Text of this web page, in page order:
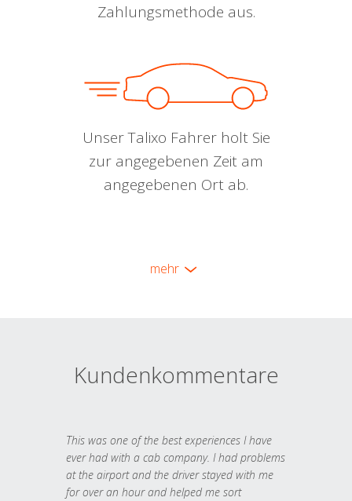
Zahlungsmethode aus.
Unser Talixo Fahrer holt Sie
zur angegebenen Zeit am
angegebenen Ort ab.
mehr
Kundenkommentare
This was one of the best experiences I have
ever had with a cab company. I had problems
at the airport and the driver stayed with me
for over an hour and helped me sort